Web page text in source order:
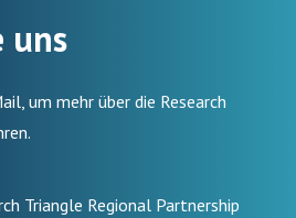
uns
um mehr über die Research
Triangle Regional Partnership